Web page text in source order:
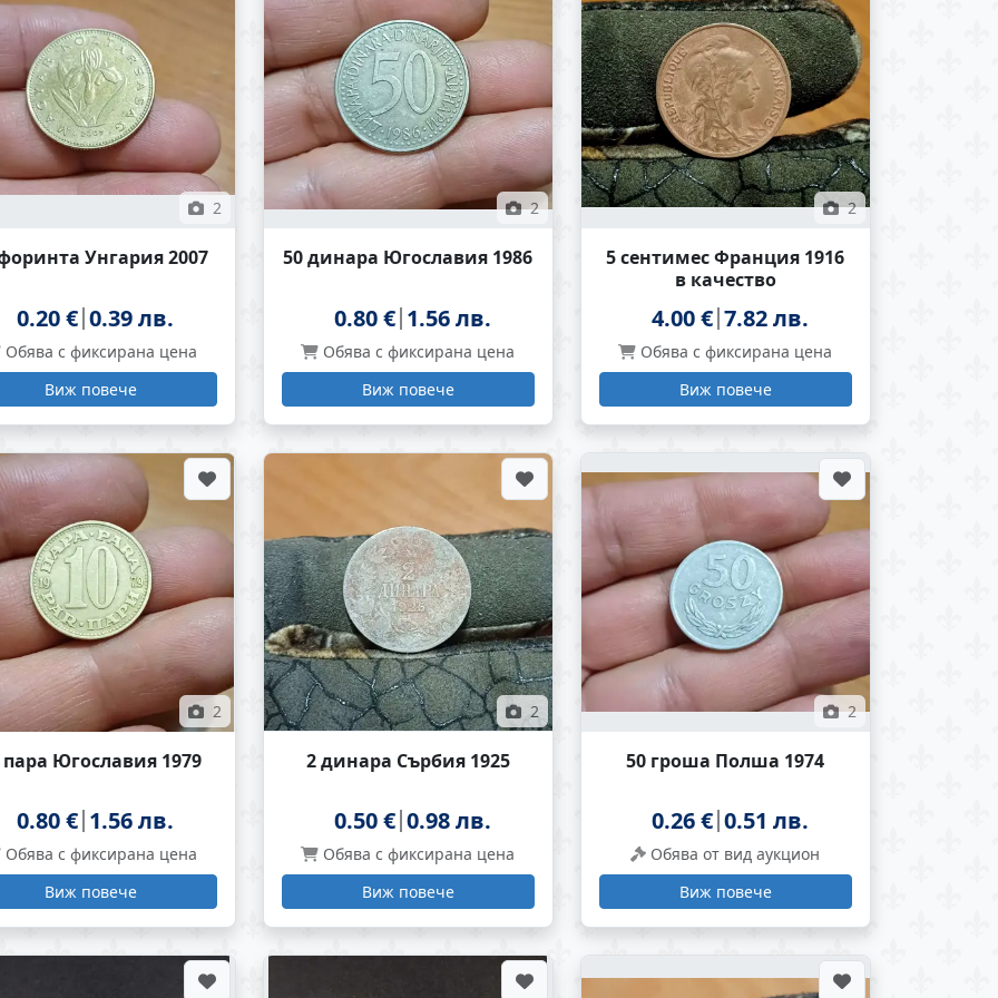
2
Унгария 2007
0.20 € 0.39 лв.
Обява с фиксирана цена
Виж повече
2
50 динара Югославия 1986
0.80 € 1.56 лв.
Обява с фиксирана цена
Виж повече
2
5 сентимес Франция 1916
в качество
4.00 € 7.82 лв.
Обява с фиксирана цена
Виж повече
2
пара Югославия 1979
0.80 € 1.56 лв.
Обява с фиксирана цена
Виж повече
2
2 динара Сърбия 1925
0.50 € 0.98 лв.
Обява с фиксирана цена
Виж повече
2
50 гроша Полша 1974
0.26 € 0.51 лв.
Обява от вид аукцион
Виж повече